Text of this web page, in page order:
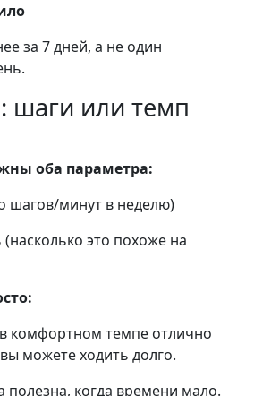
за 7 дней, а не один
шаги или темп
оба параметра:
шагов/минут в неделю)
это похоже на
комфортном темпе отлично
можете ходить долго.
полезна, когда времени мало.